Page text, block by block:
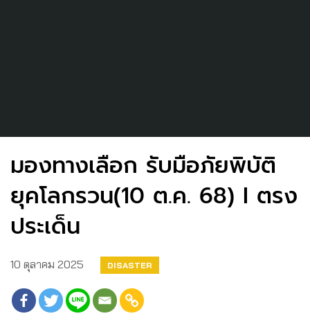
มองทางเลือก รับมือภัยพิบัติ
ยุคโลกรวน(10 ต.ค. 68) I ตรง
ประเด็น
10 ตุลาคม 2025 DISASTER